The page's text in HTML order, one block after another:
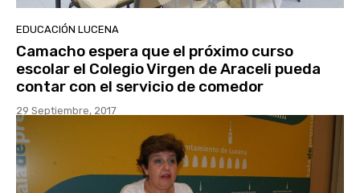
EDUCACIÓN LUCENA
Camacho espera que el próximo curso
escolar el Colegio Virgen de Araceli pueda
contar con el servicio de comedor
29 Septiembre, 2017